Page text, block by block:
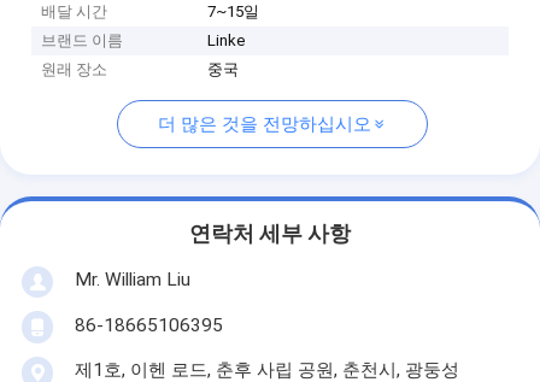
배달 시간
7~15일
브랜드 이름
Linke
원래 장소
중국
더 많은 것을 전망하십시오
연락처 세부 사항
Mr. William Liu
86-18665106395
제1호, 이헨 로드, 춘후 사립 공원, 춘천시, 광둥성